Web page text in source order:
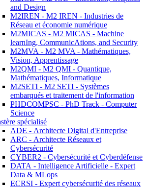
and Design
M2IREN - M2 IREN - Industries de
Réseau et économie numérique
M2MICAS - M2 MICAS - Machine
learnIng, CommunicAtions, and Security
M2MVA - M2 MVA - Mathématiques,
Vision, Apprentissage
M2QMI - M2 QMI - Quantique,
Mathématiques, Informatique
M2SETI - M2 SETI - Systèmes
embarqués et traitement de l'information
PHDCOMPSC - PhD Track - Computer
Science
spécialisé
ADE - Architecte Digital d'Entreprise
ARC - Architecte Réseaux et
Cybersécurité
CYBER2 - Cybersécurité et Cyberdéfense
DATA - Intelligence Artificielle - Expert
Data & MLops
ECRSI - Expert cybersécurité des réseaux